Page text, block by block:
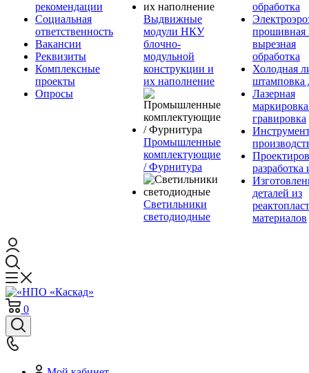
рекомендации
Социальная
ответственность
Вакансии
Реквизиты
Комплексные
проекты
Опросы
Выдвижные
модули НКУ
блочно-
модульной
конструкции и
их наполнение
Промышленные
комплектующие
/ Фурнитура
Светильники
светодиодные
обработка
прошивная
вырезная
обработка
Холодная
штамповка
Лазерная
гравировка
разработка
деталей из
материалов
0